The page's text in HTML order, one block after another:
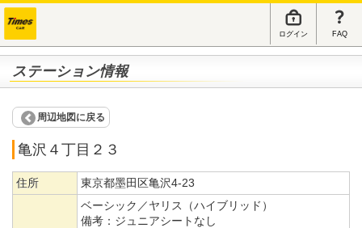
ログイン FAQ
ステーション情報
周辺地図に戻る
亀沢４丁目２３
住所 東京都墨田区亀沢4-23
ベーシック／ヤリス（ハイブリッド）
備考： ジュニアシートなし